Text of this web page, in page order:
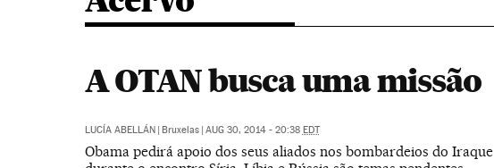
A OTAN busca uma missão
LUCÍA ABELLÁN | Bruxelas | AUG 30, 2014 - 20:38 EDT
Obama pedirá apoio dos seus aliados nos bombardeios do Iraque